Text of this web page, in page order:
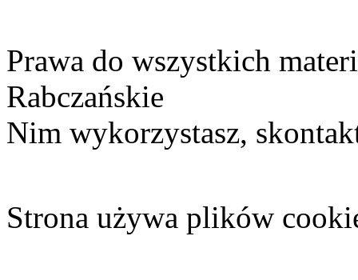
Prawa do wszystkich
Rabczańskie
Nim wykorzystasz,
Strona używa plików